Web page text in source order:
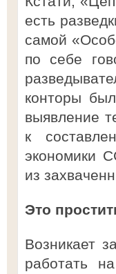
есть
самой
по себе
конторы
выявление
к
экономики
из
Это
Возникает
работать